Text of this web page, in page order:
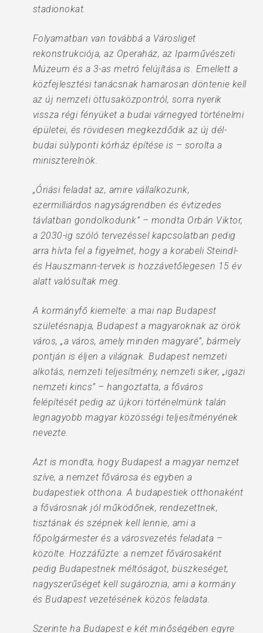
stadionokat.
Folyamatban van továbbá a Városliget
rekonstrukciója, az Operaház, az Iparművészeti
Múzeum és a 3-as metró felújítása is. Emellett a
közfejlesztési tanácsnak hamarosan döntenie kell
az új nemzeti öttusaközpontról, sorra nyerik
vissza régi fényüket a budai várnegyed történelmi
épületei, és rövidesen megkezdődik az új dél-
budai súlyponti kórház építése is – sorolta a
miniszterelnök.
„Óriási feladat az, amire vállalkozunk,
ezermilliárdos nagyságrendben és évtizedes
távlatban gondolkodunk” – mondta Orbán Viktor,
a 2030-ig szóló tervezéssel kapcsolatban pedig
arra hívta fel a figyelmet, hogy a korabeli Steindl-
és Hauszmann-tervek is hozzávetőlegesen 15 év
alatt valósultak meg.
A kormányfő kiemelte: a mai nap Budapest
születésnapja, Budapest a magyaroknak az örök
város, „a város, amely minden magyaré”, bármely
pontján is éljen a világnak. Budapest nemzeti
alkotás, nemzeti teljesítmény, nemzeti siker, „igazi
nemzeti kincs” – hangoztatta, a főváros
felépítését pedig az újkori történelmünk talán
legnagyobb magyar közösségi teljesítményének
nevezte.
Azt is mondta, hogy Budapest a magyar nemzet
szíve, a nemzet fővárosa és egyben a
budapestiek otthona. A budapestiek otthonaként
a fővárosnak jól működőnek, rendezettnek,
tisztának és szépnek kell lennie, ami a
főpolgármester és a városvezetés feladata –
közölte. Hozzáfűzte: a nemzet fővárosaként
pedig Budapestnek méltóságot, büszkeséget,
nagyszerűséget kell sugároznia, ami a kormány
és Budapest vezetésének közös feladata.
Szerinte ha Budapest e két minőségében egyre